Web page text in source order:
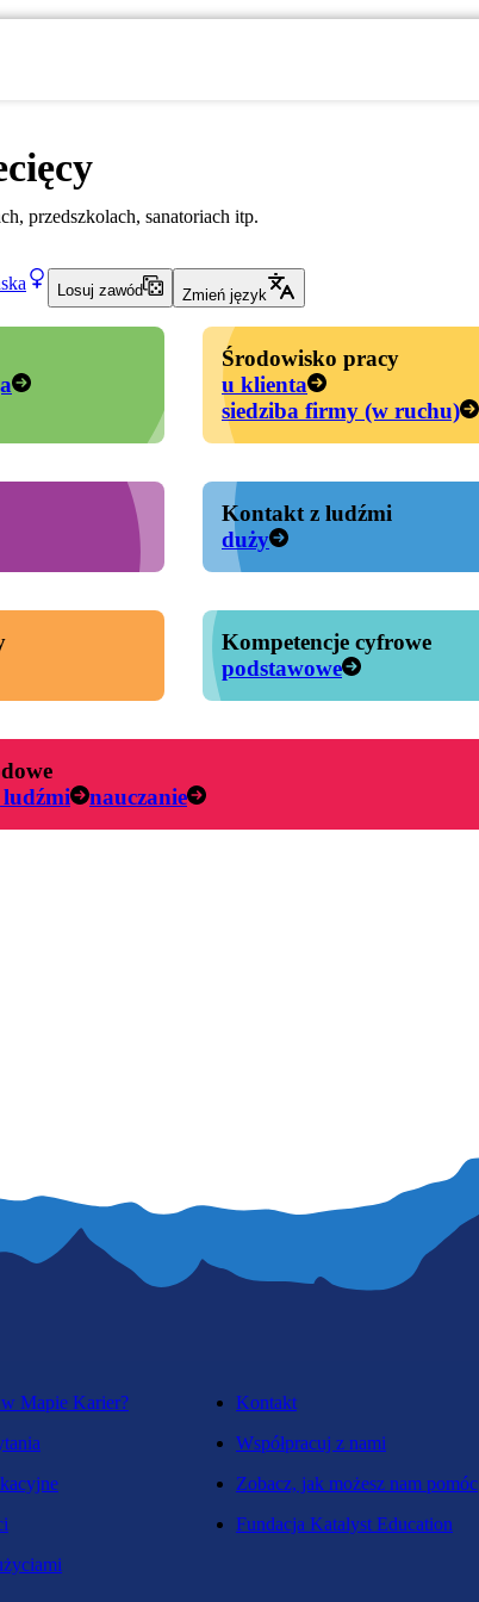
przedszkolach, sanatoriach itp.
Losuj zawód Zmień język
Środowisko pracy
u klienta
siedziba firmy (w ruchu)
Kontakt z ludźmi
duży
Kompetencje cyfrowe
podstawowe
ludźmi
nauczanie
w Mapie Karier?
Kontakt
Współpracuj z nami
Zobacz, jak możesz nam pomóc
Fundacja Katalyst Education